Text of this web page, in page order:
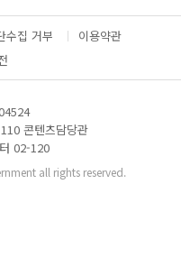
서
다
운
수집 거부
이용약관
콘텐츠담당관
02-120
all rights reserved.